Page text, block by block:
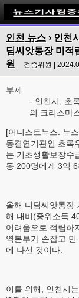
인천 뉴스 › 인천
딤씨앗통장 미적
원
검증위원 |
부제
- 인천시, 초
의 크리스마
[어니스트뉴스. 뉴
동결연기관인 초록
는 기초생활보장수
동 200명에게 3억
올해 디딤씨앗통장
해 대비(중위소득
어려움으로 적립하
역본부가 손잡고
에 나선 것이다.
이를 위해, 인천시